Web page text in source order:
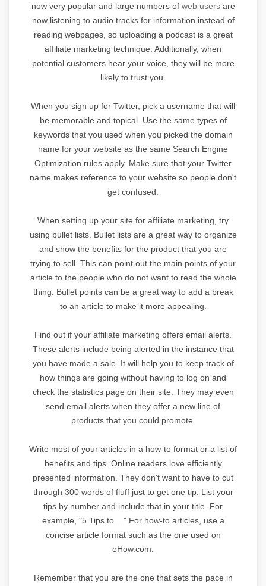
now very popular and large numbers of web users are
now listening to audio tracks for information instead of
reading webpages, so uploading a podcast is a great
affiliate marketing technique. Additionally, when
potential customers hear your voice, they will be more
likely to trust you.
When you sign up for Twitter, pick a username that will
be memorable and topical. Use the same types of
keywords that you used when you picked the domain
name for your website as the same Search Engine
Optimization rules apply. Make sure that your Twitter
name makes reference to your website so people don't
get confused.
When setting up your site for affiliate marketing, try
using bullet lists. Bullet lists are a great way to organize
and show the benefits for the product that you are
trying to sell. This can point out the main points of your
article to the people who do not want to read the whole
thing. Bullet points can be a great way to add a break
to an article to make it more appealing.
Find out if your affiliate marketing offers email alerts.
These alerts include being alerted in the instance that
you have made a sale. It will help you to keep track of
how things are going without having to log on and
check the statistics page on their site. They may even
send email alerts when they offer a new line of
products that you could promote.
Write most of your articles in a how-to format or a list of
benefits and tips. Online readers love efficiently
presented information. They don't want to have to cut
through 300 words of fluff just to get one tip. List your
tips by number and include that in your title. For
example, "5 Tips to...." For how-to articles, use a
concise article format such as the one used on
eHow.com.
Remember that you are the one that sets the pace in